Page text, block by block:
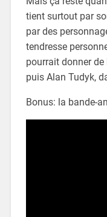
tient surtout par
par des
tendresse
pourrait donner de
puis Alan Tudyk,
Bonus: la bande-